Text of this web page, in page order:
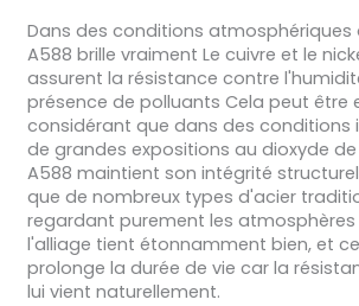
Dans des conditions atmosphériques
A588 brille vraiment Le cuivre et le
assurent la résistance contre
présence de polluants Cela peut être
considérant que dans des conditions
de grandes expositions au dioxyde
A588 maintient son intégrité
que de nombreux types d'acier
regardant purement les atmosphères
l'alliage tient étonnamment bien, et
prolonge la durée de vie car la
lui vient naturellement.